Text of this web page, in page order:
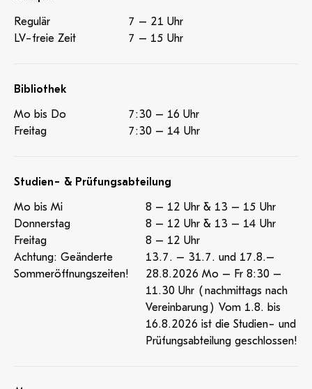
Regulär
7 – 21 Uhr
LV-freie Zeit
7 – 15 Uhr
Bibliothek
Mo bis Do
7:30 – 16 Uhr
Freitag
7:30 – 14 Uhr
Studien- & Prüfungsabteilung
Mo bis Mi
8 – 12 Uhr & 13 – 15 Uhr
Donnerstag
8 – 12 Uhr & 13 – 14 Uhr
Freitag
8 – 12 Uhr
Achtung: Geänderte
Sommeröffnungszeiten!
13.7. – 31.7. und 17.8.–
28.8.2026 Mo – Fr 8:30 –
11.30 Uhr (nachmittags nach
Vereinbarung) Vom 1.8. bis
16.8.2026 ist die Studien- und
Prüfungsabteilung geschlossen!